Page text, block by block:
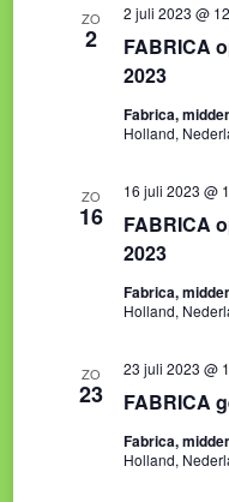
ZO
2
FABRICA
2023
2 juli 2023 @
Fabrica,
Holland,
ZO
16
FABRICA
2023
16 juli 2023 @
Fabrica,
Holland,
ZO
23 FABRICA
23 juli 2023 @
Fabrica,
Holland,